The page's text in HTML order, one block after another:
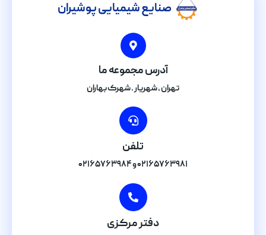
صنایع شیمیایی پوشیران
آدرس مجموعه ما
تهران , شهریار . شهرک بهاران
تلفن
۰۲۱۶۵۷۶۳۹۸۱ و ۰۲۱۶۵۷۶۳۹۸۴
دفتر مرکزی